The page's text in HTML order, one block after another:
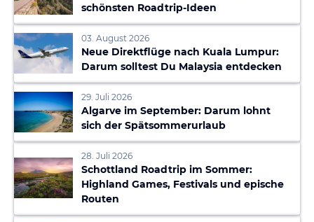
schönsten Roadtrip-Ideen
03. August 2026
Neue Direktflüge nach Kuala Lumpur:
Darum solltest Du Malaysia entdecken
29. Juli 2026
Algarve im September: Darum lohnt
sich der Spätsommerurlaub
28. Juli 2026
Schottland Roadtrip im Sommer:
Highland Games, Festivals und epische
Routen